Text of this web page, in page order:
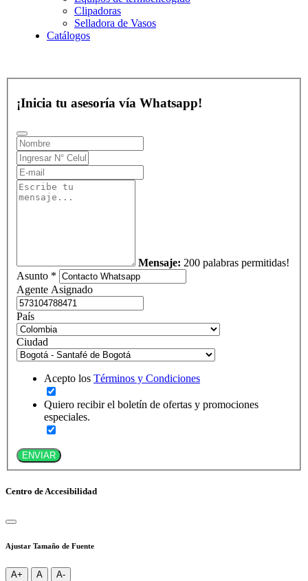
Clipadoras
Selladora de Vasos
Catálogos
¡Inicia tu asesoría vía Whatsapp!
Mensaje: 200 palabras permitidas!
Asunto *
Agente Asignado
País
Ciudad
Acepto los Términos y Condiciones
Quiero recibir el boletín de ofertas y promociones
especiales.
ENVIAR
Centro de Accesibilidad
Ajustar Tamaño de Fuente
A+ A A-